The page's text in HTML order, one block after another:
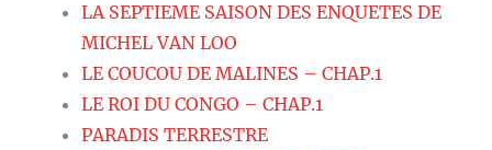
LA SEPTIEME SAISON DES ENQUETES DE
MICHEL VAN LOO
LE COUCOU DE MALINES – CHAP.1
LE ROI DU CONGO – CHAP.1
PARADIS TERRESTRE